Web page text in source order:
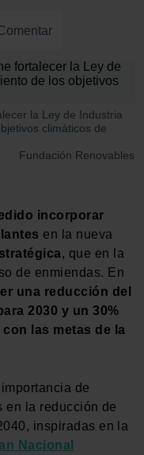
la Ley de Industria
climáticos de
Fundación Renovables
incorporar
en la nueva
, que en la
de enmiendas. En
una reducción del
2030 y un 30%
las metas de la
de
en la reducción de
inspiradas en la
Nacional